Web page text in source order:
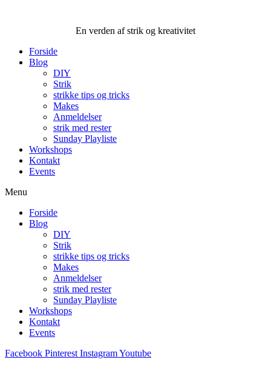
En verden af strik og kreativitet
Forside
Blog
DIY
Strik
strikke tips og tricks
Makes
Anmeldelser
strik med rester
Sunday Playliste
Workshops
Kontakt
Events
Menu
Forside
Blog
DIY
Strik
strikke tips og tricks
Makes
Anmeldelser
strik med rester
Sunday Playliste
Workshops
Kontakt
Events
Facebook Pinterest InstagramYoutube